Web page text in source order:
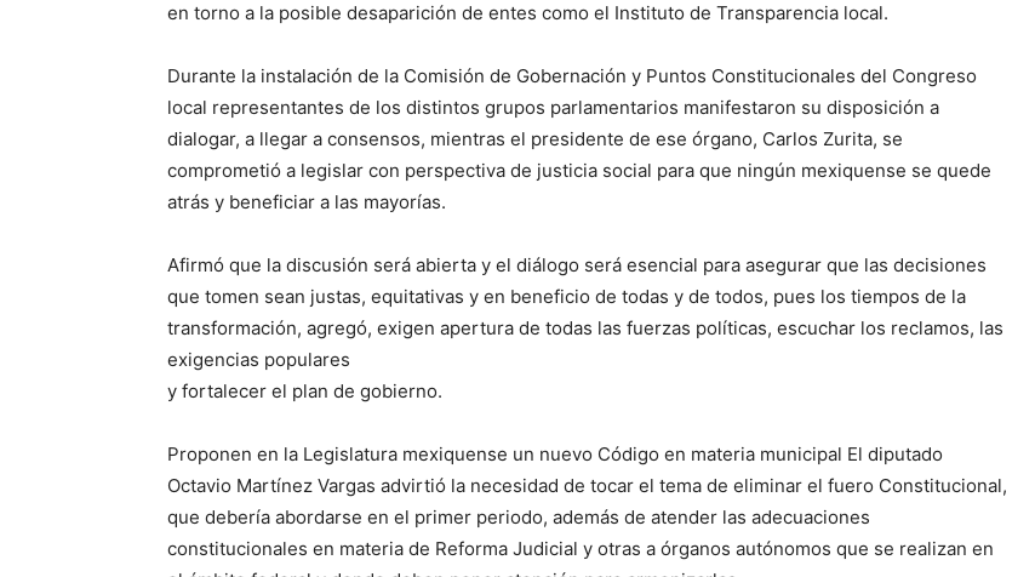
en torno a la posible desaparición de entes como el Instituto de Transparencia local.
Durante la instalación de la Comisión de Gobernación y Puntos Constitucionales del Congreso
local representantes de los distintos grupos parlamentarios manifestaron su disposición a
dialogar, a llegar a consensos, mientras el presidente de ese órgano, Carlos Zurita, se
comprometió a legislar con perspectiva de justicia social para que ningún mexiquense se quede
atrás y beneficiar a las mayorías.
Afirmó que la discusión será abierta y el diálogo será esencial para asegurar que las decisiones
que tomen sean justas, equitativas y en beneficio de todas y de todos, pues los tiempos de la
transformación, agregó, exigen apertura de todas las fuerzas políticas, escuchar los reclamos, las
exigencias populares
y fortalecer el plan de gobierno.
Proponen en la Legislatura mexiquense un nuevo Código en materia municipal El diputado
Octavio Martínez Vargas advirtió la necesidad de tocar el tema de eliminar el fuero Constitucional,
que debería abordarse en el primer periodo, además de atender las adecuaciones
constitucionales en materia de Reforma Judicial y otras a órganos autónomos que se realizan en